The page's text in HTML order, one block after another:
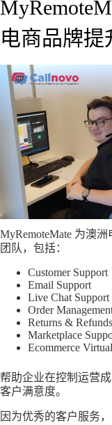
电商品牌提
MyRemoteMate 为澳
团队，包括：
Customer Support
Email Support
Live Chat Support
Order
Returns & Refunds
Marketplace
Ecommerce
帮助企业在控制运营
客户满意度。
因为优秀的客户服务